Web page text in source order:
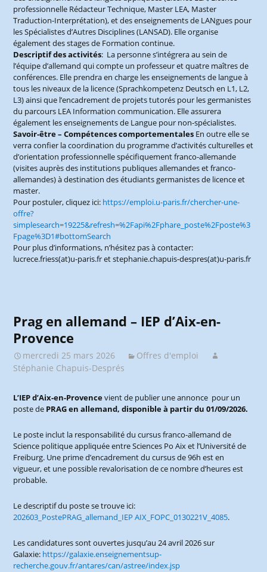
professionnelle Rédacteur Technique, Master LEA, Master
Traduction-Interprétation), et des enseignements de LANgues pour
les Spécialistes d’Autres Disciplines (LANSAD). Elle organise
également des stages de Formation continue.
Descriptif des activités: La personne s’intégrera au sein de
l’équipe d’allemand qui compte un professeur et quatre maîtres de
conférences. Elle prendra en charge les enseignements de langue à
tous les niveaux de la licence (Sprachkompetenz Deutsch en L1, L2,
L3) ainsi que l’encadrement de projets tutorés pour les germanistes
du parcours LEA Information communication. Elle assurera
également les enseignements de Langue pour non-spécialistes.
Savoir-être – Compétences comportementales En outre elle se
verra confier la coordination du programme d’activités culturelles et
d’orientation professionnelle spécifiquement franco-allemande
(visites auprès des institutions publiques allemandes et franco-
allemandes) à destination des étudiants germanistes de licence et
master.
Pour postuler, cliquez ici: https://emploi.u-paris.fr/chercher-une-
offre?
simplesearch=19225&refresh=%2Fapi%2Fphare_poste%2Fposte%3
Fpage%3D1#bottomSearch
Pour plus d’informations, n’hésitez pas à contacter:
lucrece.friess(at)u-paris.fr et stephanie.chapuis-despres(at)u-paris.fr
Prag en allemand – IEP d’Aix-en-
Provence
mercredi 25 mars 2026
Offres d'emploi
Stéphanie Chapuis-Després
L’IEP d’Aix-en-Provencevient de publier une annonce pour un
poste de PRAG en allemand, disponible à partir du 01/09/2026.
Le poste inclut la responsabilité du cursus franco-allemand de
Science politique appliquée entre Sciences Po Aix et l’Université de
Freiburg. Une prime d’encadrement du cursus de 96h est en
vigueur, et une possible revalorisation de ce nombre d’heures est
probable.
Le descriptif du poste se trouve ici:
202603_PostePRAG_allemand_IEP AIX_FOPC_0130221V_4085.
Les candidatures sont ouvertes jusqu’au 24 avril 2026 sur
Galaxie: https://galaxie.enseignementsup-
recherche.gouv.fr/antares/can/astree/index.jsp